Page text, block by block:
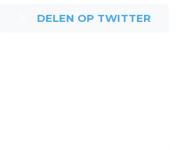
DELEN OP TWITTER